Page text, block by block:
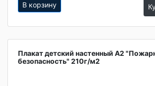
В корзину
Плакат детский настенный А2
безопасность" 210г/м2